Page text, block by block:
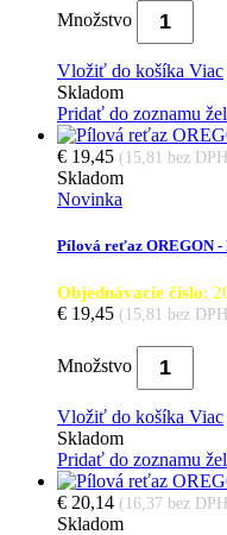
Množstvo
Vložiť do košíka Viac
Skladom
Pridať do zoznamu
€ 19,45 (15,81 bez
Skladom
Novinka
Pílová reťaz OREGON -
Objednávacie číslo:
€ 19,45 (15,81 bez
Množstvo
Vložiť do košíka Viac
Skladom
Pridať do zoznamu
€ 20,14 (16,37 bez
Skladom